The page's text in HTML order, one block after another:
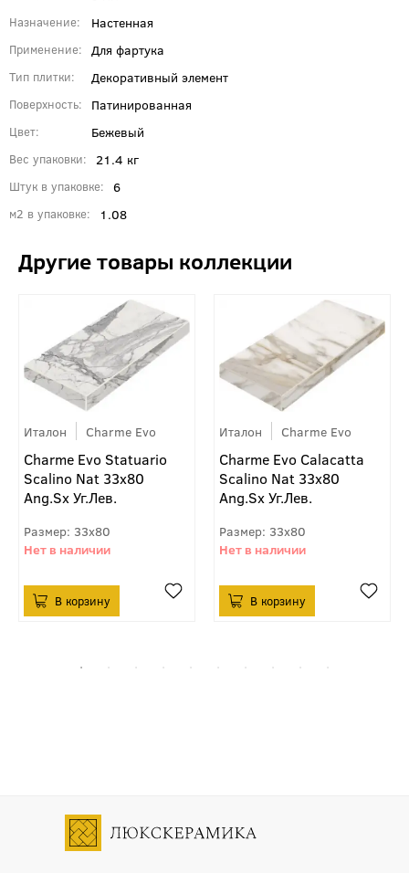
Назначение Настенная
Применение Для фартука
Тип плитки Декоративный элемент
Поверхность Патинированная
Цвет Бежевый
Вес упаковки 21.4 кг
Штук в упаковке 6
м2 в упаковке 1.08
Италон Charme Evo
Charme Evo Statuario
Scalino Nat 33х80
Ang.Sx Уг.Лев.
33x80
Италон Charme Evo
Charme Evo Calacatta
Scalino Nat 33х80
Ang.Sx Уг.Лев.
33x80